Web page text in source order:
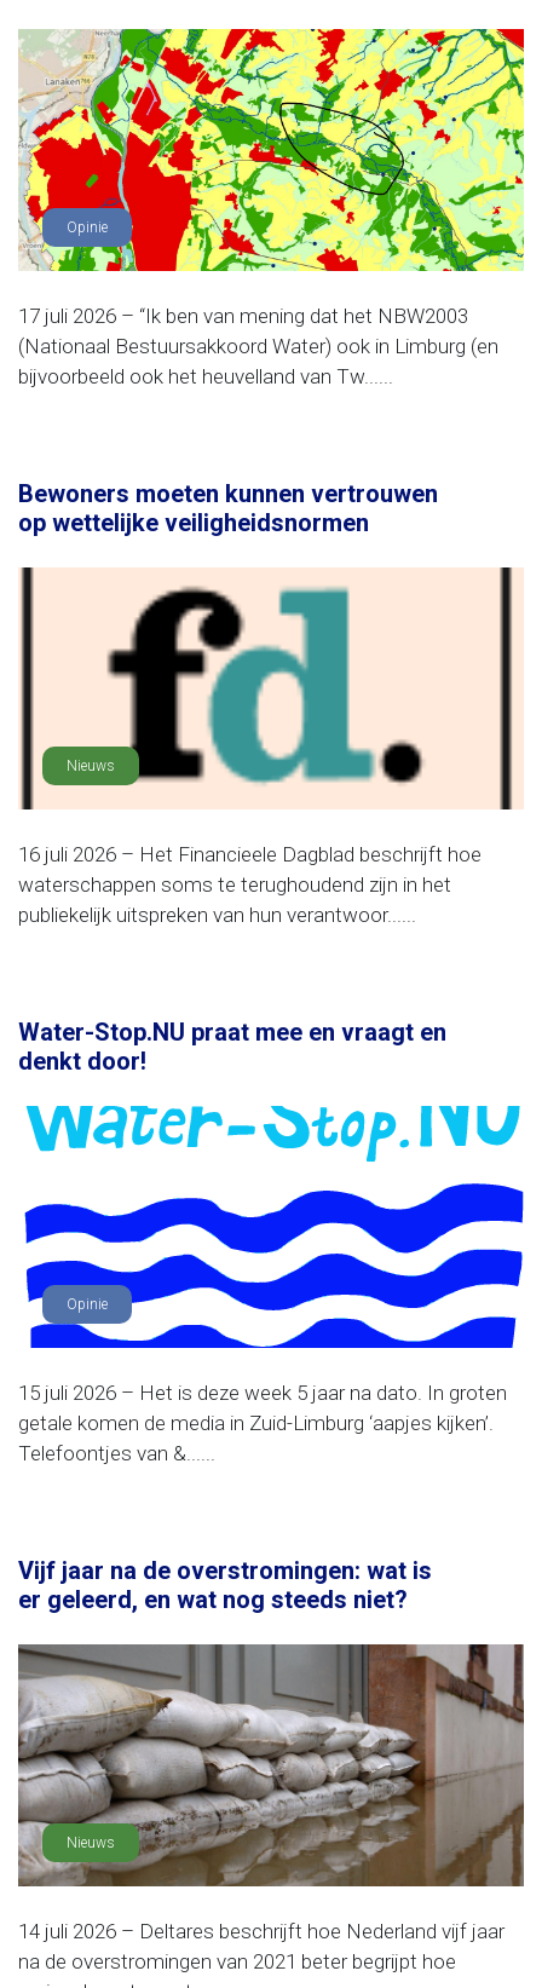
Opinie
17 juli 2026 – “Ik ben van mening dat het NBW2003
(Nationaal Bestuursakkoord Water) ook in Limburg (en
bijvoorbeeld ook het heuvelland van Tw......
Bewoners moeten kunnen vertrouwen
op wettelijke veiligheidsnormen
Nieuws
16 juli 2026 – Het Financieele Dagblad beschrijft hoe
waterschappen soms te terughoudend zijn in het
publiekelijk uitspreken van hun verantwoor......
Water-Stop.NU praat mee en vraagt en
denkt door!
Opinie
15 juli 2026 – Het is deze week 5 jaar na dato. In groten
getale komen de media in Zuid-Limburg ‘aapjes kijken’.
Telefoontjes van &......
Vijf jaar na de overstromingen: wat is
er geleerd, en wat nog steeds niet?
Nieuws
14 juli 2026 – Deltares beschrijft hoe Nederland vijf jaar
na de overstromingen van 2021 beter begrijpt hoe